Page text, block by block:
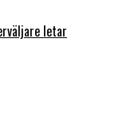
letar